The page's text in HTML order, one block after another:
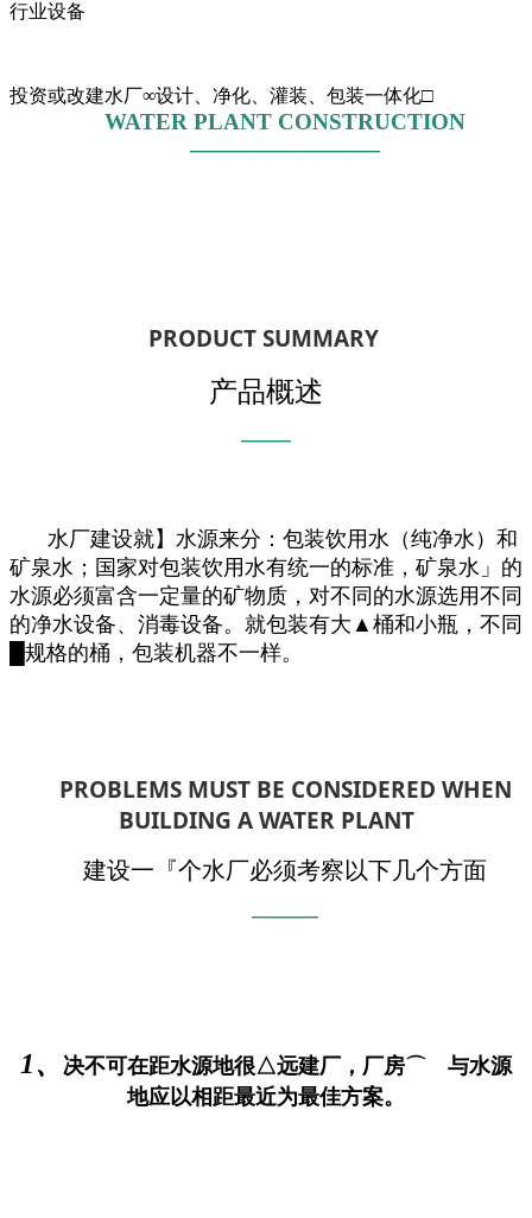
行业设备
投资或改建水厂∞设计、净化、灌装、包装一体化□
WATER PLANT CONSTRUCTION
————————
PRODUCT SUMMARY
产品概述
———
水厂建设就】水源来分：包装饮用水（纯净水）和
矿泉水；国家对包装饮用水有统一的标准，矿泉水」的
水源必须富含一定量的矿物质，对不同的水源选用不同
的净水设备、消毒设备。就包装有大▲桶和小瓶，不同
█规格的桶，包装机器不一样。
PROBLEMS MUST BE CONSIDERED WHEN
BUILDING A WATER PLANT
建设一『个水厂必须考察以下几个方面
————
1、
决不可在距水源地很△远建厂，厂房⌒ 与水源
地应以相距最近为最佳方案。